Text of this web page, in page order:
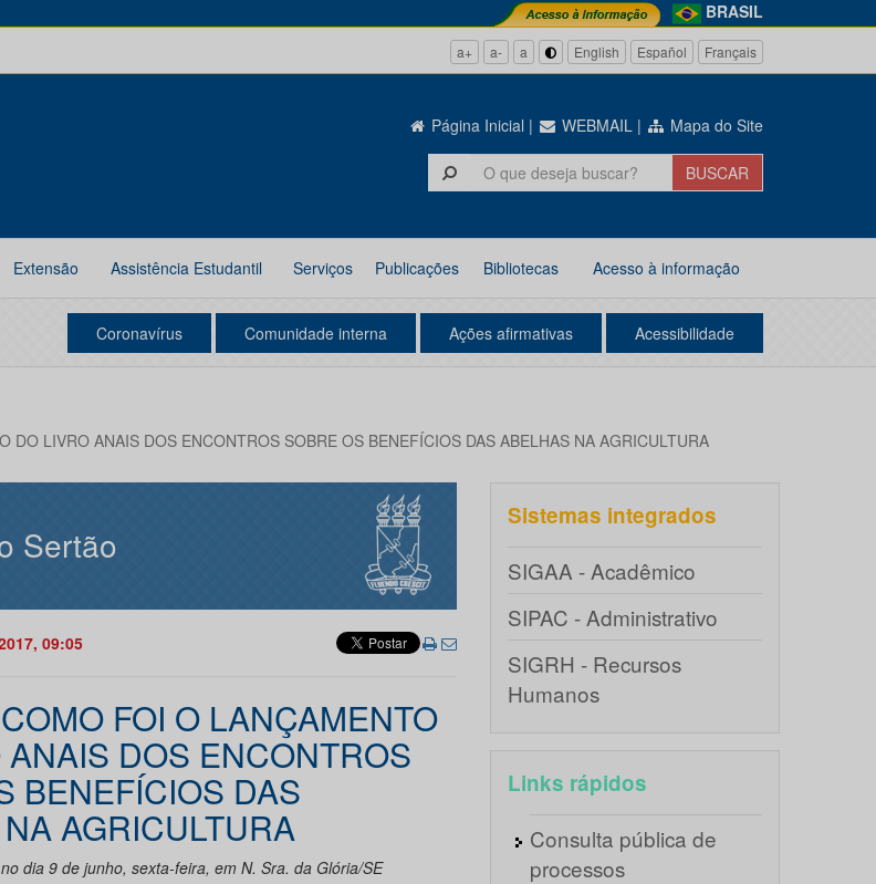
BRASIL
a+ a- a English Español Français
Página Inicial | WEBMAIL | Mapa do Site
Extensão Assistência Estudantil Serviços Publicações Bibliotecas Acesso à informação
Coronavírus Comunidade interna Ações afirmativas Acessibilidade
DO LIVRO ANAIS DOS ENCONTROS SOBRE OS BENEFÍCIOS DAS ABELHAS NA AGRICULTURA
Sertão
09:05
FOI O LANÇAMENTO
DOS ENCONTROS
BENEFÍCIOS DAS
AGRICULTURA
dia 9 de junho, sexta-feira, em N. Sra. da Glória/SE
Sistemas integrados
SIGAA - Acadêmico
SIPAC - Administrativo
SIGRH - Recursos
Humanos
Links rápidos
Consulta pública de
processos